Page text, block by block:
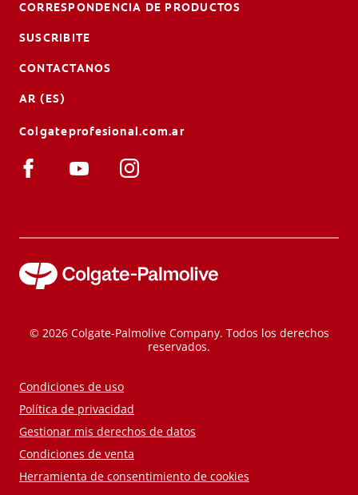
CORRESPONDENCIA DE PRODUCTOS
SUSCRIBITE
CONTACTANOS
AR (ES)
Colgateprofesional.com.ar
© 2026 Colgate-Palmolive Company. Todos los derechos
reservados.
Condiciones de uso
Política de privacidad
Gestionar mis derechos de datos
Condiciones de venta
Herramienta de consentimiento de cookies